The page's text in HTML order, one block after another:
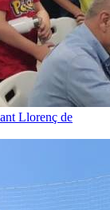
Llorenç de